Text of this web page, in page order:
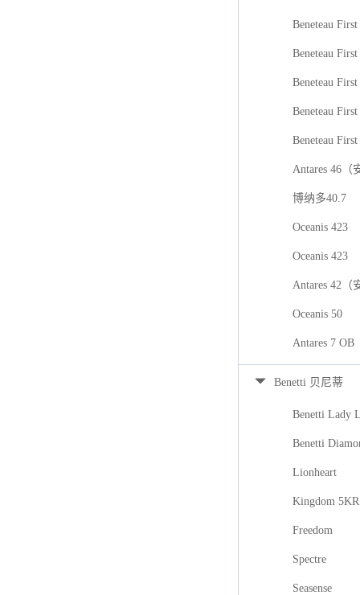
Beneteau
Beneteau
Beneteau
Beneteau
Beneteau
Antares 46（
博纳多40.7
Oceanis 423
Oceanis 423
Antares 42（
Oceanis 50
Antares 7 OB
Benetti 贝尼蒂
Benetti Lady
Benetti
Lionheart
Kingdom 5KR
Freedom
Spectre
Seasense